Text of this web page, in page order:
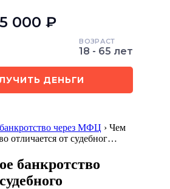
000 ₽
ВОЗРАСТ
18 - 65 лет
ДЕНЬГИ
через МФЦ › Чем
отличается от судебног…
банкротство